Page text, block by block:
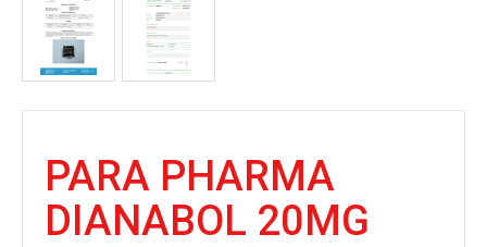
PARA PHARMA
DIANABOL 20MG